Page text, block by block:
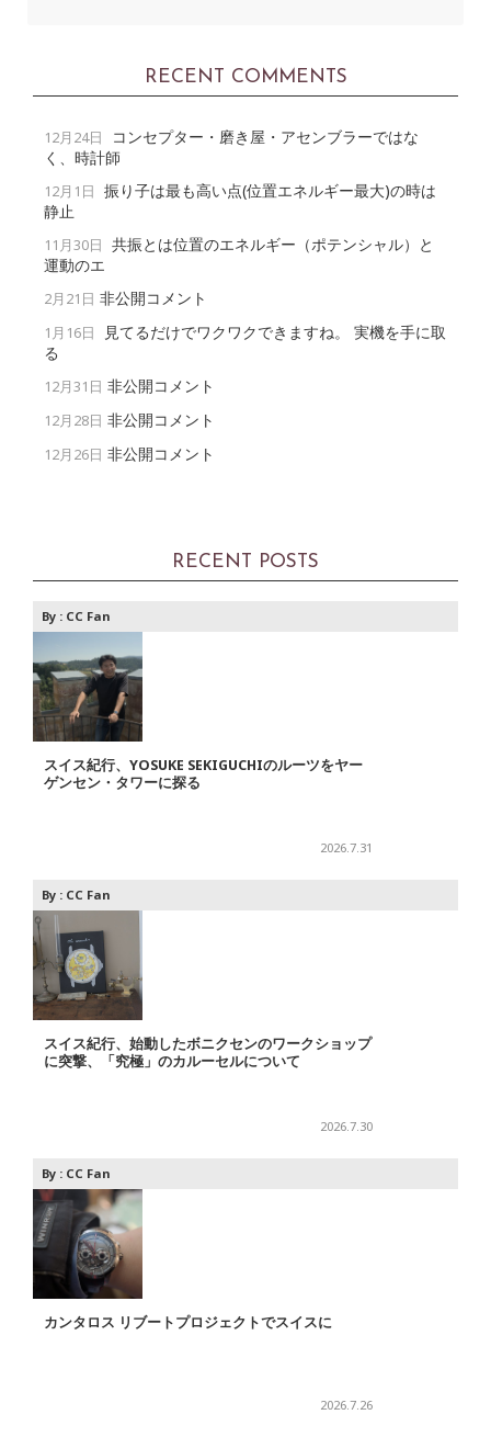
RECENT COMMENTS
12月24日
コンセプター・磨き屋・アセンブラーではな
く、時計師
12月1日 振り子は最も高い点(位置エネルギー最大)の時は
静止
11月30日 共振とは位置のエネルギー（ポテンシャル）と
運動のエ
2月21日 非公開コメント
1月16日
見てるだけでワクワクできますね。 実機を手に取
る
12月31日 非公開コメント
12月28日 非公開コメント
12月26日 非公開コメント
RECENT POSTS
By : CC Fan
スイス紀行、YOSUKE SEKIGUCHIのルーツをヤー
ゲンセン・タワーに探る
2026.7.31
By : CC Fan
スイス紀行、始動したボニクセンのワークショップ
に突撃、「究極」のカルーセルについて
2026.7.30
By : CC Fan
カンタロス リブートプロジェクトでスイスに
2026.7.26